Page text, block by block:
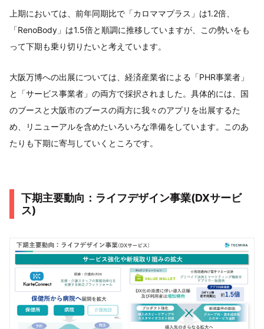
上期においては、前年同期比で「カロママプラス」は1.2倍、
「RenoBody」は1.5倍と順調に推移していますが、この勢いをも
って下期も乗り切りたいと考えています。
大阪万博への出展については、経済産業省による「PHR事業者」
と「サービス事業者」の両方で採択されました。具体的には、国
のブースと大阪市のブースの両方に我々のアプリを出展するた
め、リニューアルを含めたいろいろな準備をしています。このあ
たりも下期に寄与していくところです。
下期主要動向：ライフデザイン事業(DXサービ
ス)